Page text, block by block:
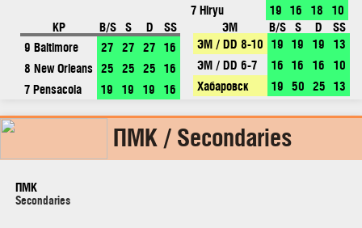
7 Hiryu
19 16 18 10
КР
B/S S D
SS
9 Baltimore
27 27 27 16
8 New Orleans 25 25 25 16
7 Pensacola
19 19 19 16
ЭМ B/S S D
SS
ЭМ / DD 8-10 19 19 19 13
ЭМ / DD 6-7
16 16 16 10
Хабаровск
19 50 25 13
ПМК / Secondaries
ПМК
Secondaries